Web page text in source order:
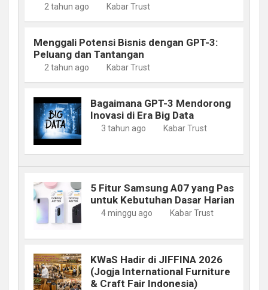
2 tahun ago Kabar Trust
Menggali Potensi Bisnis dengan GPT-3:
Peluang dan Tantangan
2 tahun ago Kabar Trust
Bagaimana GPT-3 Mendorong
Inovasi di Era Big Data
3 tahun ago Kabar Trust
5 Fitur Samsung A07 yang Pas
untuk Kebutuhan Dasar Harian
4 minggu ago Kabar Trust
KWaS Hadir di JIFFINA 2026
(Jogja International Furniture
& Craft Fair Indonesia)